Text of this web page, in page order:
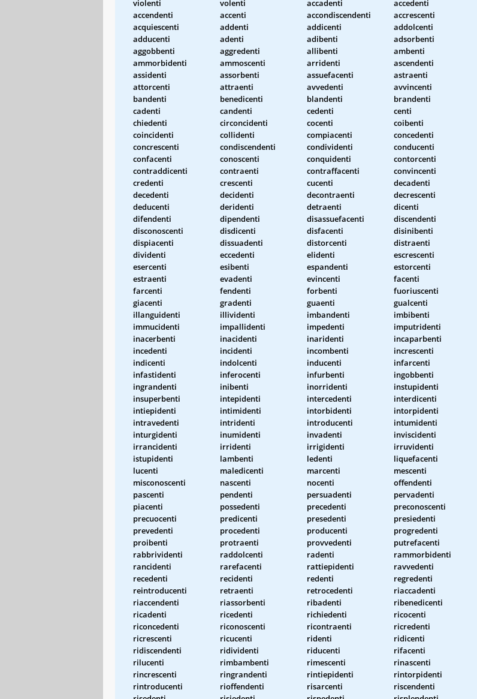
violenti
volenti accadenti
accedenti
accendenti
accenti accondiscendenti
accrescenti
acquiescenti
addenti addicenti
addolcenti
adducenti
adenti adibenti
adsorbenti
aggobbenti
aggredenti allibenti
ambenti
ammorbidenti
ammoscenti arridenti
ascendenti
assidenti
assorbenti assuefacenti
astraenti
attorcenti
attraenti avvedenti
avvincenti
bandenti
benedicenti blandenti
brandenti
cadenti
candenti cedenti
centi
chiedenti
circoncidenti cocenti
coibenti
coincidenti
collidenti compiacenti
concedenti
concrescenti
condiscendenti condividenti
conducenti
confacenti
conoscenti conquidenti
contorcenti
contraddicenti
contraenti contraffacenti
convincenti
credenti
crescenti cucenti
decadenti
decedenti
decidenti decontraenti
decrescenti
deducenti
deridenti detraenti
dicenti
difendenti
dipendenti disassuefacenti
discendenti
disconoscenti
disdicenti disfacenti
disinibenti
dispiacenti
dissuadenti distorcenti
distraenti
dividenti
eccedenti elidenti
escrescenti
esercenti
esibenti espandenti
estorcenti
estraenti
evadenti evincenti
facenti
farcenti
fendenti forbenti
fuoriuscenti
giacenti
gradenti guaenti
gualcenti
illanguidenti
illividenti imbandenti
imbibenti
immucidenti
impallidenti impedenti
imputridenti
inacerbenti
inacidenti inaridenti
incaparbenti
incedenti
incidenti incombenti
increscenti
indicenti
indolcenti inducenti
infarcenti
infastidenti
inferocenti infurbenti
ingobbenti
ingrandenti
inibenti inorridenti
instupidenti
insuperbenti
intepidenti intercedenti
interdicenti
intiepidenti
intimidenti intorbidenti
intorpidenti
intravedenti
intridenti introducenti
intumidenti
inturgidenti
inumidenti invadenti
inviscidenti
irrancidenti
irridenti irrigidenti
irruvidenti
istupidenti
lambenti ledenti
liquefacenti
lucenti
maledicenti marcenti
mescenti
misconoscenti
nascenti nocenti
offendenti
pascenti
pendenti persuadenti
pervadenti
piacenti
possedenti precedenti
preconoscenti
precuocenti
predicenti presedenti
presiedenti
prevedenti
procedenti producenti
progredenti
proibenti
protraenti provvedenti
putrefacenti
rabbrividenti
raddolcenti radenti
rammorbidenti
rancidenti
rarefacenti rattiepidenti
ravvedenti
recedenti
recidenti redenti
regredenti
reintroducenti
retraenti retrocedenti
riaccadenti
riaccendenti
riassorbenti ribadenti
ribenedicenti
ricadenti
ricedenti richiedenti
ricocenti
riconcedenti
riconoscenti ricontraenti
ricredenti
ricrescenti
ricucenti ridenti
ridicenti
ridiscendenti
ridividenti riducenti
rifacenti
rilucenti
rimbambenti rimescenti
rinascenti
rincrescenti
ringrandenti rintiepidenti
rintorpidenti
rintroducenti
rioffendenti risarcenti
riscendenti